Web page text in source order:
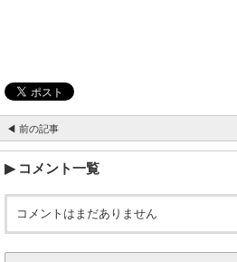
◀ 前の記事
コメント一覧
コメントはまだありません